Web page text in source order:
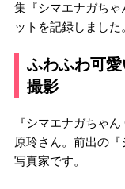
集『シマエナガちゃ
ットを記録しました
ふわふわ可
撮影
『シマエナガちゃ
原玲さん。前出の
写真家です。